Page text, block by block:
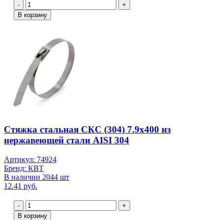
-
+
В корзину
Стяжка стальная СКС (304) 7.9х400 из
нержавеющей стали AISI 304
Артикул: 74924
Бренд: КВТ
В наличии 2044 шт
12.41 руб.
-
+
В корзину